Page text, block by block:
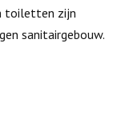
toiletten zijn
sanitairgebouw.